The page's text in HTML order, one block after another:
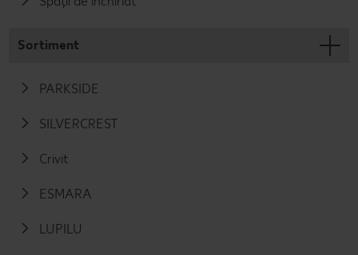
Sortiment
PARKSIDE
SILVERCREST
Crivit
ESMARA
LUPILU